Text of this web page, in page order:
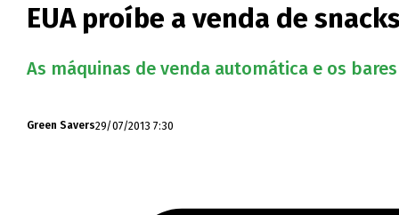
EUA proíbe a venda de
As máquinas de venda automática e os
Green Savers29/07/2013 7:30